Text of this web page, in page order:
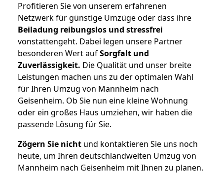
Profitieren Sie von unserem erfahrenen
Netzwerk für günstige Umzüge oder dass ihre
Beiladung reibungslos und stressfrei
vonstattengeht. Dabei legen unsere Partner
besonderen Wert aufSorgfalt und
Zuverlässigkeit. Die Qualität und unser breite
Leistungen machen uns zu der optimalen Wahl
für Ihren Umzug von Mannheim nach
Geisenheim. Ob Sie nun eine kleine Wohnung
oder ein großes Haus umziehen, wir haben die
passende Lösung für Sie.
Zögern Sie nicht und kontaktieren Sie uns noch
heute, um Ihren deutschlandweiten Umzug von
Mannheim nach Geisenheim mit Ihnen zu planen.